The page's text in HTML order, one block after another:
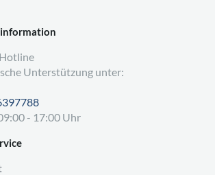
Unterstützung unter:
- 17:00 Uhr